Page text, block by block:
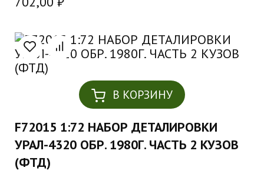
В КОРЗИНУ
F72015 1:72 НАБОР ДЕТАЛИРОВКИ
УРАЛ-4320 ОБР. 1980Г. ЧАСТЬ 2 КУЗОВ
(ФТД)